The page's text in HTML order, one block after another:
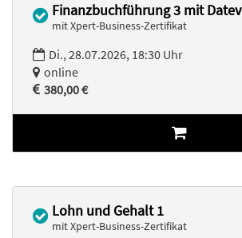
Finanzbuchführung 3 mit Datev
mit Xpert-Business-Zertifikat
Di., 28.07.2026, 18:30 Uhr
online
380,00 €
Lohn und Gehalt 1
mit Xpert-Business-Zertifikat